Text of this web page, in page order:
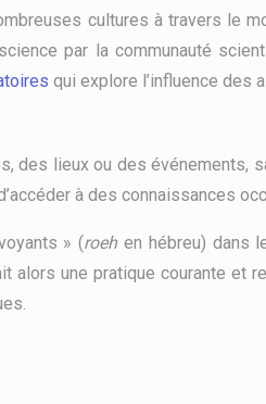
cultures à travers le
par la communauté
qui explore l’influence des
des lieux ou des événements,
à des connaissances
» (roehen hébreu) dans
alors une pratique courante et